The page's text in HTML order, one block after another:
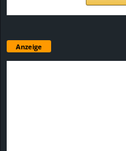
Anzeige